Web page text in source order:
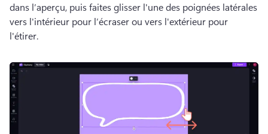
dans l’aperçu, puis faites glisser l'une des poignées latérales
vers l'intérieur pour l’écraser ou vers l'extérieur pour
l'étirer.